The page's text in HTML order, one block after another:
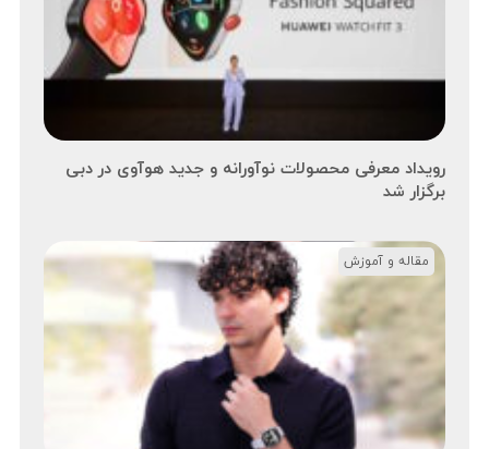
رویداد معرفی محصولات نوآورانه و جدید هوآوی در دبی
برگزار شد
مقاله و آموزش